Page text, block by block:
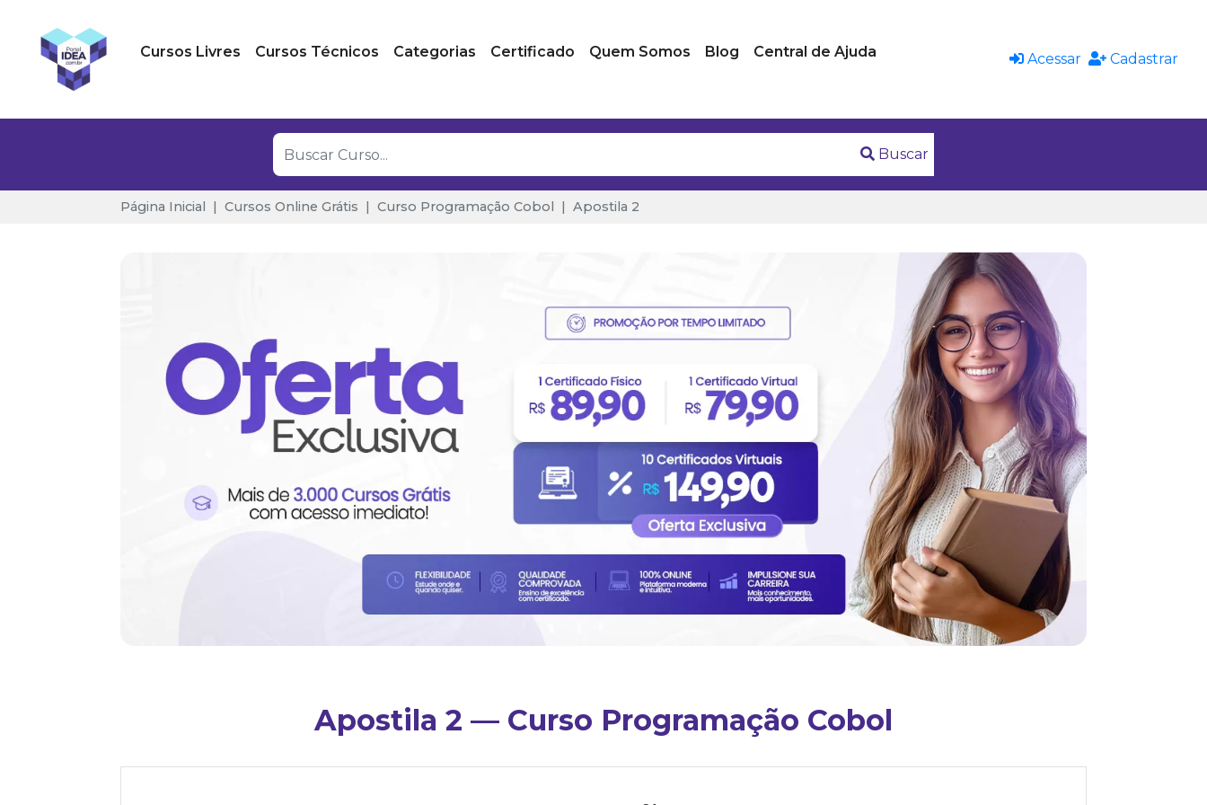
Cursos Livres Cursos Técnicos Categorias Certificado Quem Somos Blog Central de Ajuda Acessar Cadastrar
Buscar
Página Inicial Cursos Online Grátis Curso Programação Cobol Apostila 2
Apostila 2 — Curso Programação Cobol